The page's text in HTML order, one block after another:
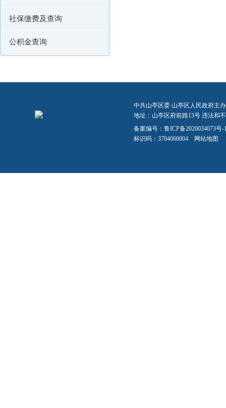
社保缴费及查询
公积金查询
中共山亭区委 山亭区人民政府主
地址：山亭区府前路13号 违法和
备案编号： 鲁ICP备2020034073号-
标识码：3704060004 网站地图